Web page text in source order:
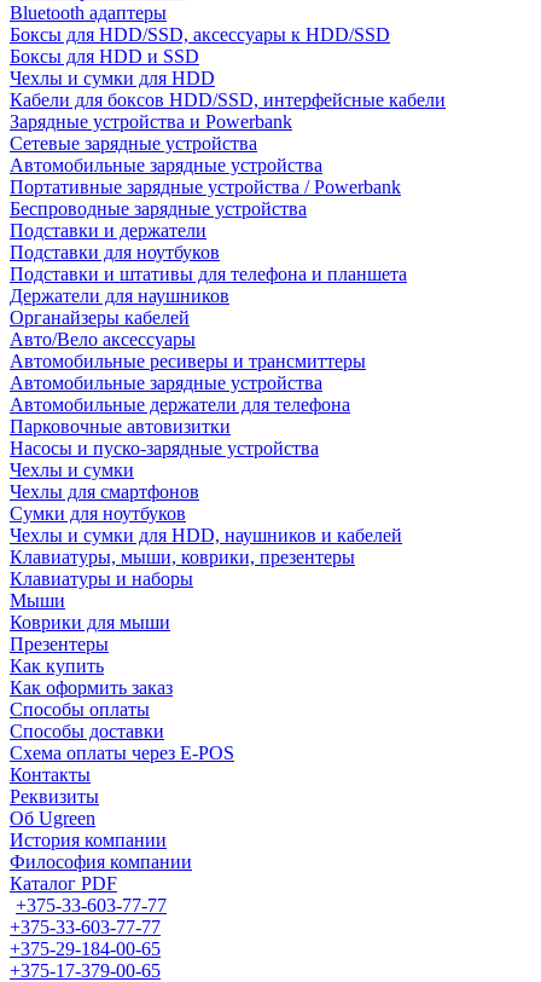
Bluetooth адаптеры
Боксы для HDD/SSD, аксессуары к HDD/SSD
Боксы для HDD и SSD
Чехлы и сумки для HDD
Кабели для боксов HDD/SSD, интерфейсные кабели
Зарядные устройства и Powerbank
Сетевые зарядные устройства
Автомобильные зарядные устройства
Портативные зарядные устройства / Powerbank
Беспроводные зарядные устройства
Подставки и держатели
Подставки для ноутбуков
Подставки и штативы для телефона и планшета
Держатели для наушников
Органайзеры кабелей
Авто/Вело аксессуары
Автомобильные ресиверы и трансмиттеры
Автомобильные зарядные устройства
Автомобильные держатели для телефона
Парковочные автовизитки
Насосы и пуско-зарядные устройства
Чехлы и сумки
Чехлы для смартфонов
Сумки для ноутбуков
Чехлы и сумки для HDD, наушников и кабелей
Клавиатуры, мыши, коврики, презентеры
Клавиатуры и наборы
Мыши
Коврики для мыши
Презентеры
Как купить
Как оформить заказ
Способы оплаты
Способы доставки
Схема оплаты через E-POS
Контакты
Реквизиты
Об Ugreen
История компании
Философия компании
Каталог PDF
+375-33-603-77-77
+375-33-603-77-77
+375-29-184-00-65
+375-17-379-00-65